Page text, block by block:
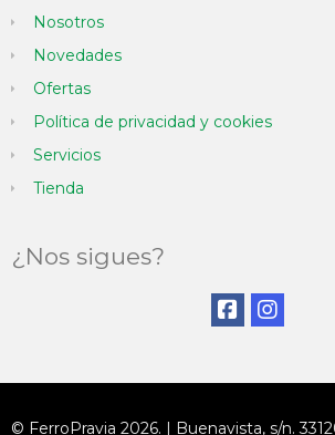
Nosotros
Novedades
Ofertas
Política de privacidad y cookies
Servicios
Tienda
¿Nos sigues?
© FerroPravia 2026. | Buenavista, s/n.